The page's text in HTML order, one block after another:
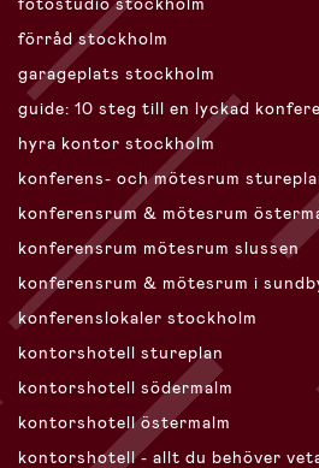
förråd stockholm
garageplats stockholm
guide: 10 steg till en lyckad
hyra kontor stockholm
konferens- och mötesrum
konferensrum & mötesrum
konferensrum mötesrum slussen
konferensrum & mötesrum i
konferenslokaler stockholm
kontorshotell stureplan
kontorshotell södermalm
kontorshotell östermalm
kontorshotell - allt du behöver